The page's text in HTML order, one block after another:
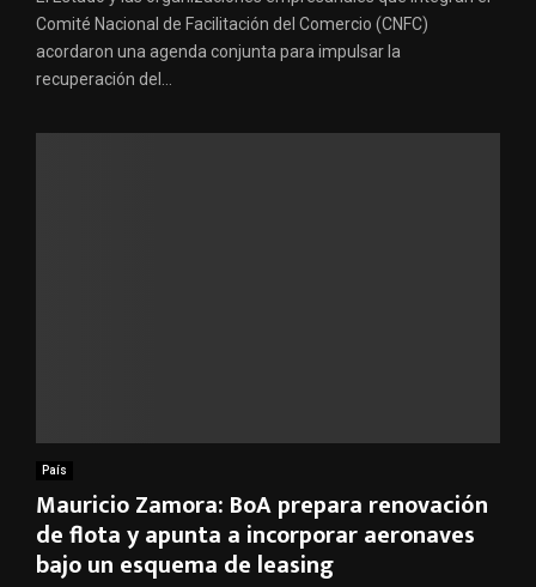
Comité Nacional de Facilitación del Comercio (CNFC)
acordaron una agenda conjunta para impulsar la
recuperación del...
País
Mauricio Zamora: BoA prepara renovación
de flota y apunta a incorporar aeronaves
bajo un esquema de leasing